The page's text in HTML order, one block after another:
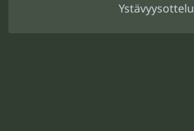
Ystävyysottelu